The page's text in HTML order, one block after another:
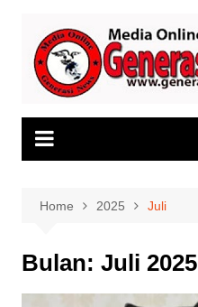
content
Home 2025 Juli
Bulan: Juli 2025